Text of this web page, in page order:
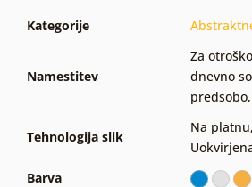
Kategorije
Namestitev
Za
dnevno
predsobo,
Tehnologija slik
Na platnu,
Barva